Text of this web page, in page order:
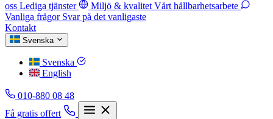
oss Lediga tjänster Miljö & kvalitet Vårt hållbarhetsarbete
Vanliga frågor Svar på det vanligaste
Kontakt
Svenska
Svenska
English
010-880 08 48
Få gratis offert